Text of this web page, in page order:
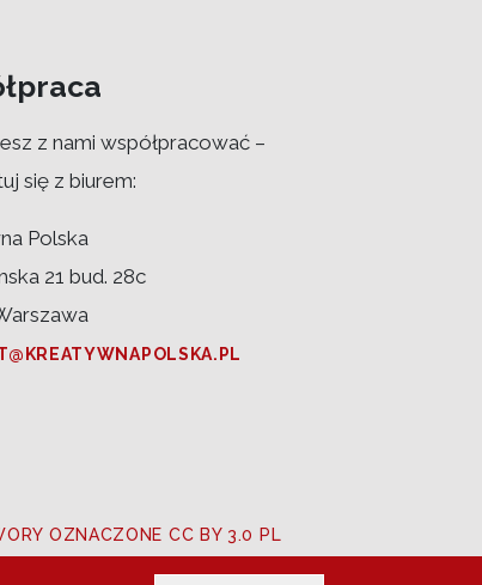
z nami współpracować –
się z biurem:
Polska
21 bud. 28c
OZNACZONE CC BY 3.0 PL